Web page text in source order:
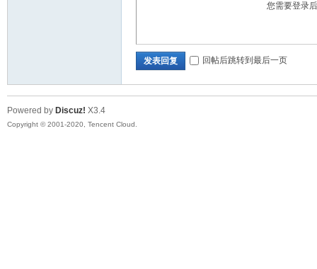
您需要登录
发表回复 回帖后跳转到最后一页
Powered by Discuz! X3.4
Copyright © 2001-2020, Tencent Cloud.